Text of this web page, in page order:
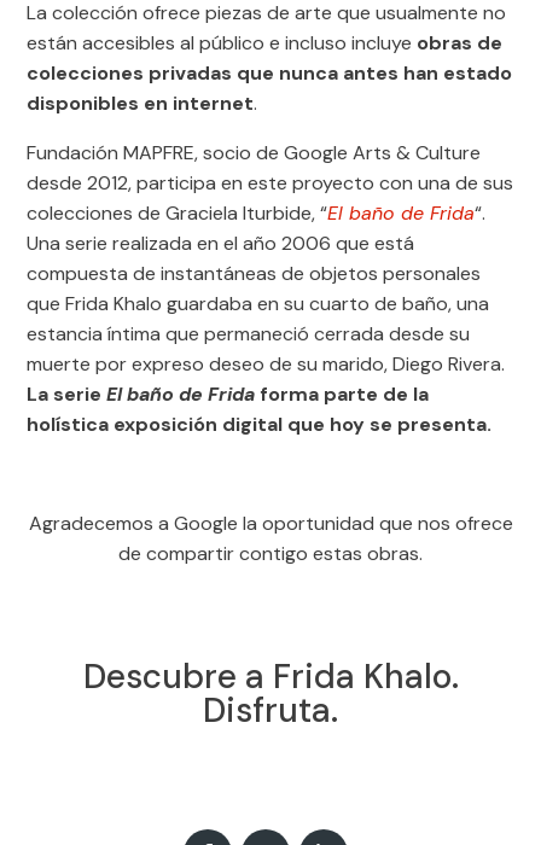
La colección ofrece piezas de arte que usualmente no
están accesibles al público e incluso incluye obras de
colecciones privadas que nunca antes han estado
disponibles en internet.
Fundación MAPFRE, socio de Google Arts & Culture
desde 2012, participa en este proyecto con una de sus
colecciones de Graciela Iturbide, “El baño de Frida“.
Una serie realizada en el año 2006 que está
compuesta de instantáneas de objetos personales
que Frida Khalo guardaba en su cuarto de baño, una
estancia íntima que permaneció cerrada desde su
muerte por expreso deseo de su marido, Diego Rivera.
La serieEl baño de Frida forma parte de la
holística exposición digital que hoy se presenta.
Agradecemos a Google la oportunidad que nos ofrece
de compartir contigo estas obras.
Descubre a Frida Khalo.
Disfruta.